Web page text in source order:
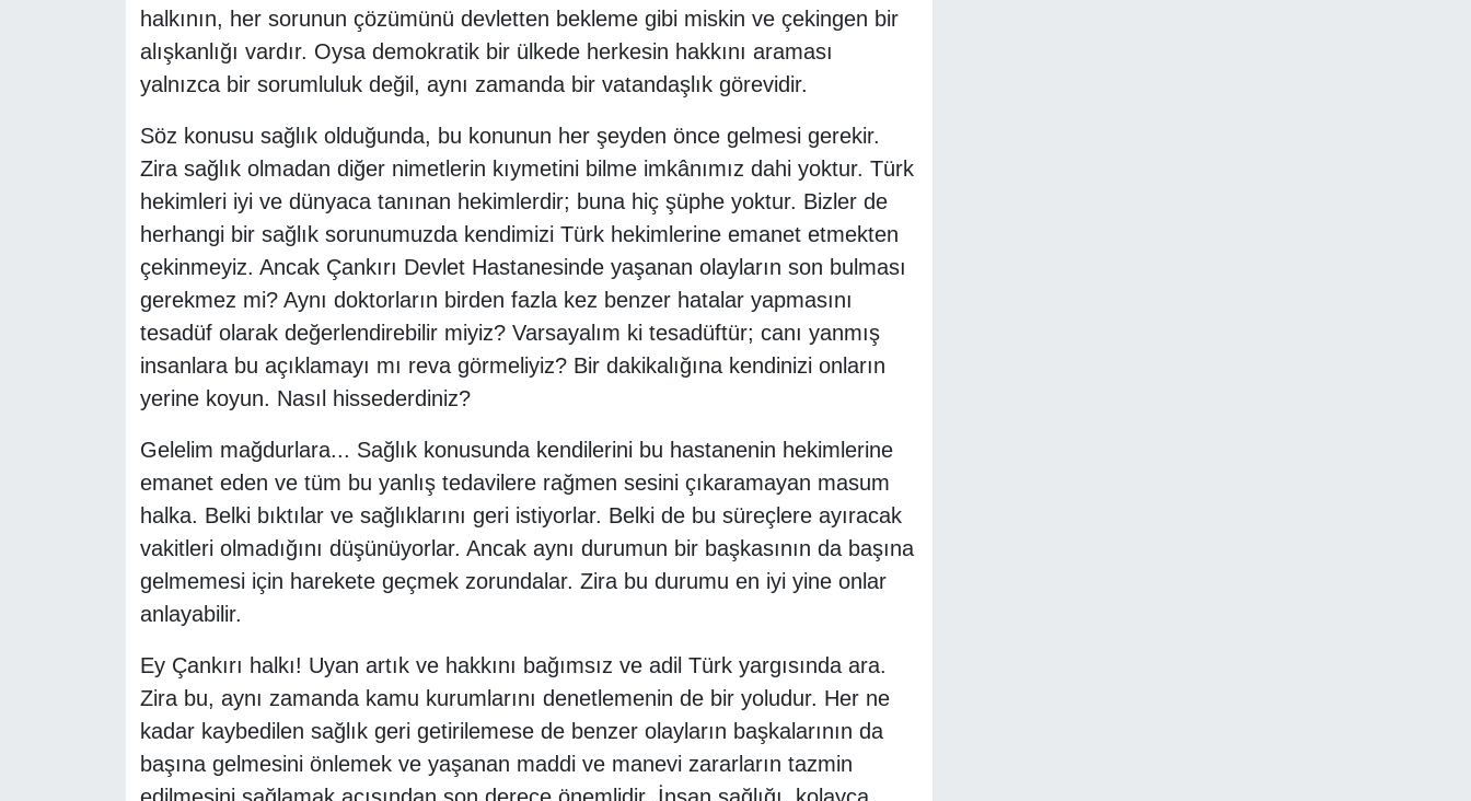
halkının, her sorunun çözümünü devletten bekleme gibi miskin ve çekingen bir
alışkanlığı vardır. Oysa demokratik bir ülkede herkesin hakkını araması
yalnızca bir sorumluluk değil, aynı zamanda bir vatandaşlık görevidir.
Söz konusu sağlık olduğunda, bu konunun her şeyden önce gelmesi gerekir.
Zira sağlık olmadan diğer nimetlerin kıymetini bilme imkânımız dahi yoktur. Türk
hekimleri iyi ve dünyaca tanınan hekimlerdir; buna hiç şüphe yoktur. Bizler de
herhangi bir sağlık sorunumuzda kendimizi Türk hekimlerine emanet etmekten
çekinmeyiz. Ancak Çankırı Devlet Hastanesinde yaşanan olayların son bulması
gerekmez mi? Aynı doktorların birden fazla kez benzer hatalar yapmasını
tesadüf olarak değerlendirebilir miyiz? Varsayalım ki tesadüftür; canı yanmış
insanlara bu açıklamayı mı reva görmeliyiz? Bir dakikalığına kendinizi onların
yerine koyun. Nasıl hissederdiniz?
Gelelim mağdurlara... Sağlık konusunda kendilerini bu hastanenin hekimlerine
emanet eden ve tüm bu yanlış tedavilere rağmen sesini çıkaramayan masum
halka. Belki bıktılar ve sağlıklarını geri istiyorlar. Belki de bu süreçlere ayıracak
vakitleri olmadığını düşünüyorlar. Ancak aynı durumun bir başkasının da başına
gelmemesi için harekete geçmek zorundalar. Zira bu durumu en iyi yine onlar
anlayabilir.
Ey Çankırı halkı! Uyan artık ve hakkını bağımsız ve adil Türk yargısında ara.
Zira bu, aynı zamanda kamu kurumlarını denetlemenin de bir yoludur. Her ne
kadar kaybedilen sağlık geri getirilemese de benzer olayların başkalarının da
başına gelmesini önlemek ve yaşanan maddi ve manevi zararların tazmin